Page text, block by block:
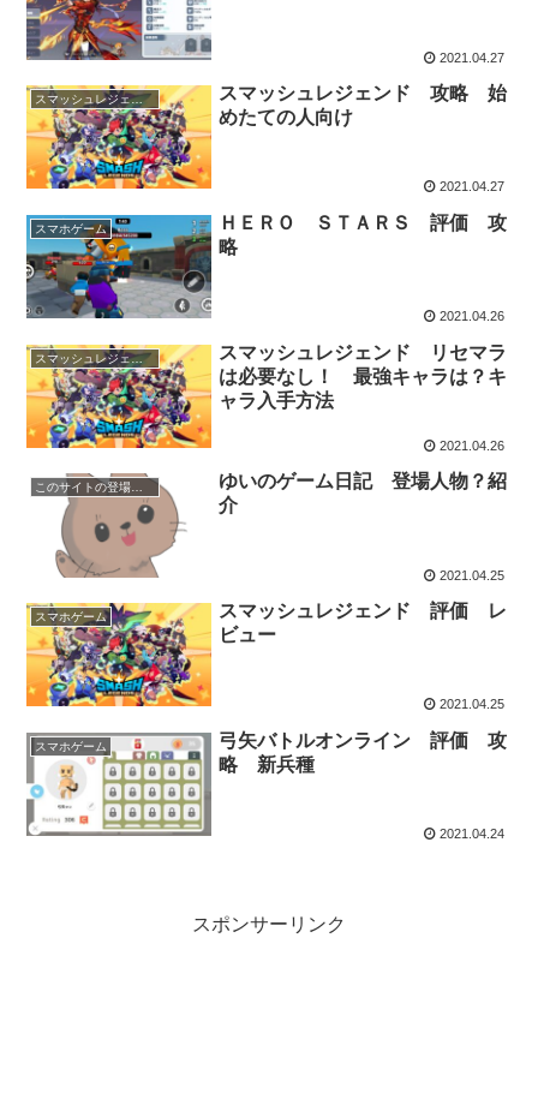
2021.04.27
スマッシュレジェンド
スマッシュレジェンド 攻略 始
めたての人向け
2021.04.27
スマホゲーム
ＨＥＲＯ ＳＴＡＲＳ 評価 攻
略
2021.04.26
スマッシュレジェンド
スマッシュレジェンド リセマラ
は必要なし！ 最強キャラは？キ
ャラ入手方法
2021.04.26
このサイトの登場人物？
ゆいのゲーム日記 登場人物？紹
介
2021.04.25
スマホゲーム
スマッシュレジェンド 評価 レ
ビュー
2021.04.25
スマホゲーム
弓矢バトルオンライン 評価 攻
略 新兵種
2021.04.24
スポンサーリンク